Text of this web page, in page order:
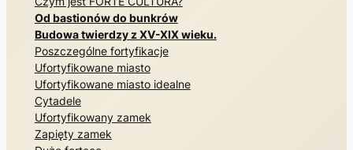
Skontaktuj się z nami
Szlak kulturowy
Czym jest FORTE CULTURA?
Od bastionów do bunkrów
Budowa twierdzy z XV-XIX wieku.
Poszczególne fortyfikacje
Ufortyfikowane miasto
Ufortyfikowane miasto idealne
Cytadele